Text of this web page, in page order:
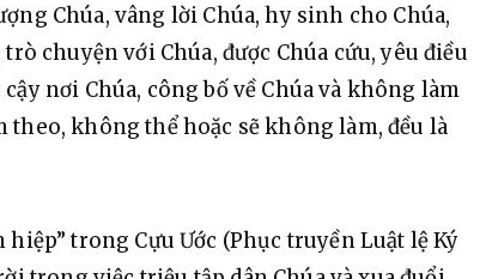
Chúa, vâng lời Chúa, hy sinh cho Chúa,
chuyện với Chúa, được Chúa cứu, yêu điều
nơi Chúa, công bố về Chúa và không làm
theo, không thể hoặc sẽ không làm, đều là
hiệp” trong Cựu Ước (Phục truyền Luật lệ Ký